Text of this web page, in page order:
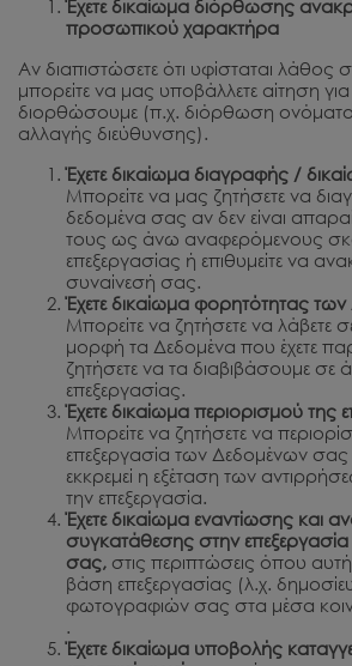
Έχετε δικαίωμα διόρθωσης
προσωπικού χαρακτήρα
Αν διαπιστώσετε ότι υφίσταται λάθος
μπορείτε να μας υποβάλλετε αίτηση
διορθώσουμε (π.χ. διόρθωση
αλλαγής διεύθυνσης).
Έχετε δικαίωμα διαγραφής /
Μπορείτε να μας ζητήσετε να
δεδομένα σας αν δεν είναι
τους ως άνω αναφερόμενους
επεξεργασίας ή επιθυμείτε να
συναίνεσή σας.
Έχετε δικαίωμα φορητότητας
Μπορείτε να ζητήσετε να λάβετε
μορφή τα Δεδομένα που έχετε
ζητήσετε να τα διαβιβάσουμε σε
επεξεργασίας.
Έχετε δικαίωμα περιορισμού της
Μπορείτε να ζητήσετε να
επεξεργασία των Δεδομένων
εκκρεμεί η εξέταση των
την επεξεργασία.
Έχετε δικαίωμα εναντίωσης και
συγκατάθεσης στην
σας, στις περιπτώσεις όπου
βάση επεξεργασίας (λ.χ.
φωτογραφιών σας στα μέσα
.
Έχετε δικαίωμα υποβολής